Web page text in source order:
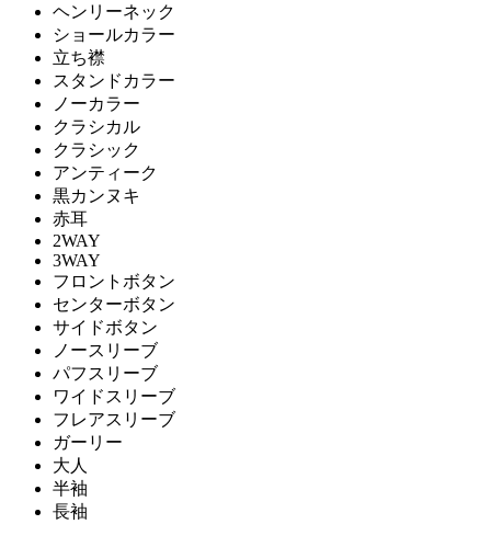
ヘンリーネック
ショールカラー
立ち襟
スタンドカラー
ノーカラー
クラシカル
クラシック
アンティーク
黒カンヌキ
赤耳
2WAY
3WAY
フロントボタン
センターボタン
サイドボタン
ノースリーブ
パフスリーブ
ワイドスリーブ
フレアスリーブ
ガーリー
大人
半袖
長袖